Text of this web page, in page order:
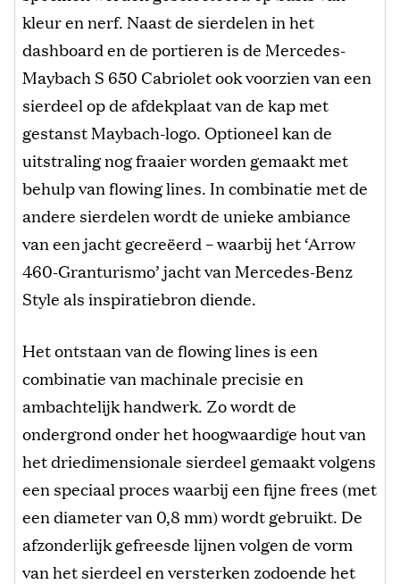
kleur en nerf. Naast de sierdelen in het
dashboard en de portieren is de Mercedes-
Maybach S 650 Cabriolet ook voorzien van een
sierdeel op de afdekplaat van de kap met
gestanst Maybach-logo. Optioneel kan de
uitstraling nog fraaier worden gemaakt met
behulp van flowing lines. In combinatie met de
andere sierdelen wordt de unieke ambiance
van een jacht gecreëerd – waarbij het ‘Arrow
460-Granturismo’ jacht van Mercedes-Benz
Style als inspiratiebron diende.
Het ontstaan van de flowing lines is een
combinatie van machinale precisie en
ambachtelijk handwerk. Zo wordt de
ondergrond onder het hoogwaardige hout van
het driedimensionale sierdeel gemaakt volgens
een speciaal proces waarbij een fijne frees (met
een diameter van 0,8 mm) wordt gebruikt. De
afzonderlijk gefreesde lijnen volgen de vorm
van het sierdeel en versterken zodoende het